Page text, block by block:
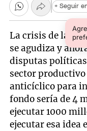
+ Seguir
La crisis de la
se agudiza y
disputas
sector
anticíclico para
fondo sería de 4
ejecutar 1000
ejecutar esa idea